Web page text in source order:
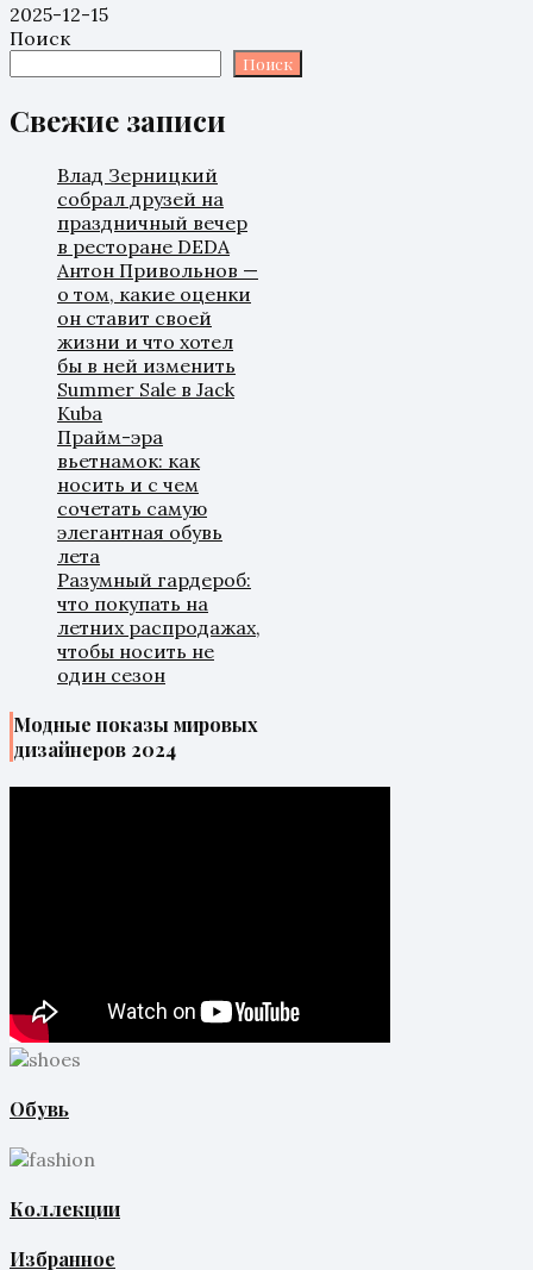
2025-12-15
Поиск
Поиск
Свежие записи
Влад Зерницкий
собрал друзей на
праздничный вечер
в ресторане DEDA
Антон Привольнов —
о том, какие оценки
он ставит своей
жизни и что хотел
бы в ней изменить
Summer Sale в Jack
Kuba
Прайм-эра
вьетнамок: как
носить и с чем
сочетать самую
элегантная обувь
лета
Разумный гардероб:
что покупать на
летних распродажах,
чтобы носить не
один сезон
Модные показы мировых
дизайнеров 2024
Обувь
Коллекции
Избранное